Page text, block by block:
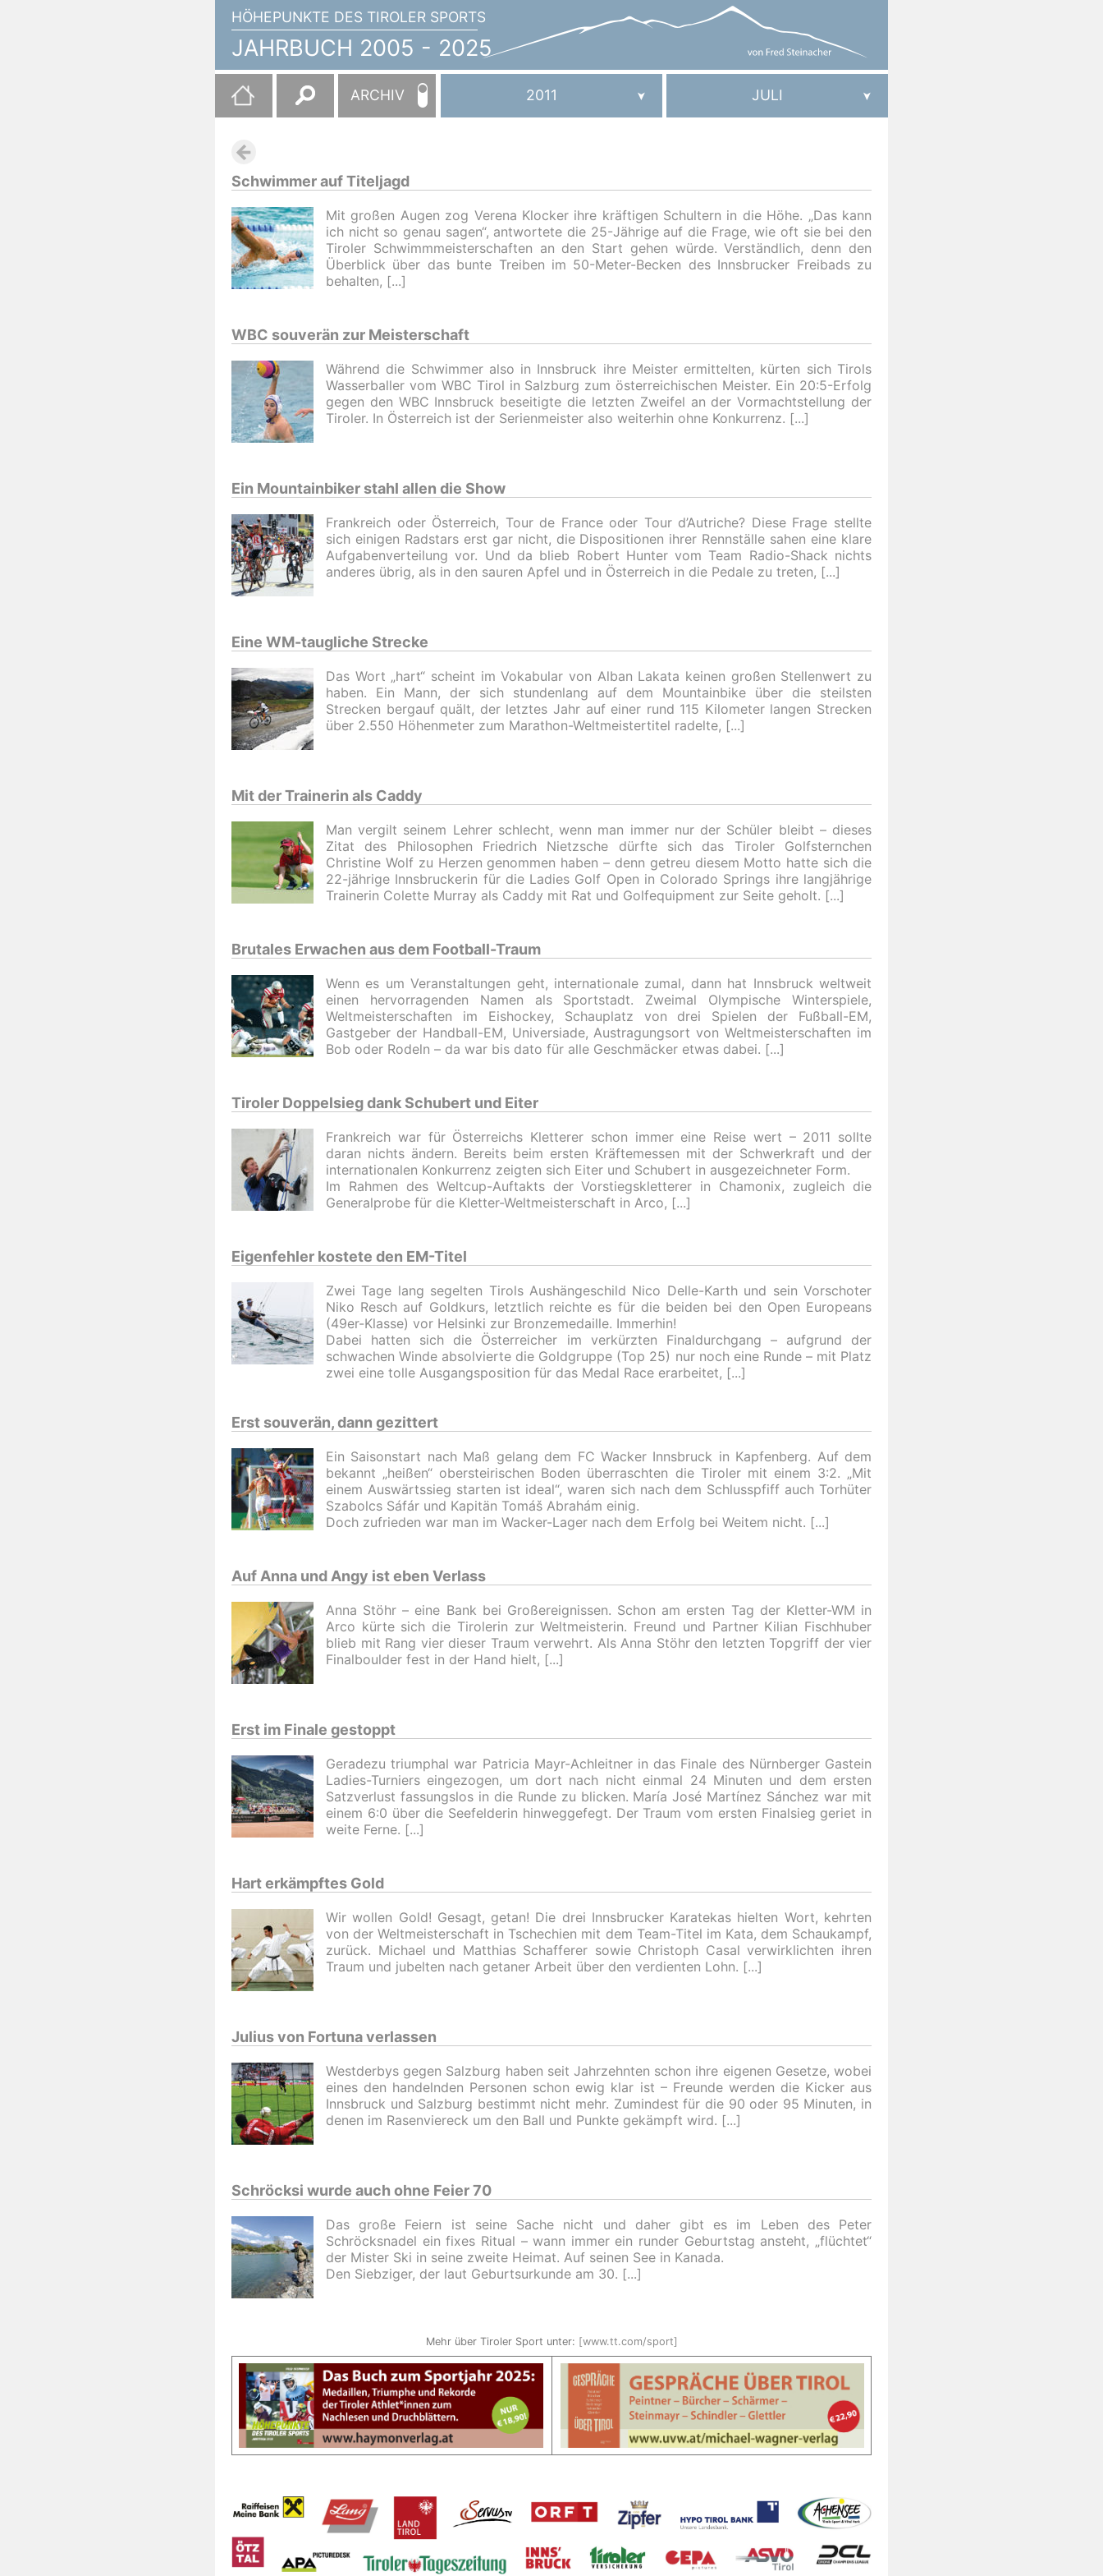
HÖHEPUNKTE DES TIROLER SPORTS
JAHRBUCH 2005 - 2025
JAHRBUCH
2005
2025
Suchen
nach:
ARCHIV 2011 JULI
Schwimmer auf Titeljagd
Mit großen Augen zog Verena Klocker ihre kräftigen Schultern in die Höhe. „Das kann
ich nicht so genau sagen“, antwortete die 25-Jährige auf die Frage, wie oft sie bei den
Tiroler Schwimmmeisterschaften an den Start gehen würde. Verständlich, denn den
Überblick über das bunte Treiben im 50-Meter-Becken des Innsbrucker Freibads zu
behalten,
WBC souverän zur Meisterschaft
Während die Schwimmer also in Innsbruck ihre Meister ermittelten, kürten sich Tirols
Wasserballer vom WBC Tirol in Salzburg zum österreichischen Meister. Ein 20:5-Erfolg
gegen den WBC Innsbruck beseitigte die letzten Zweifel an der Vormachtstellung der
Tiroler. In Österreich ist der Serienmeister also weiterhin ohne Konkurrenz.
Ein Mountainbiker stahl allen die Show
Frankreich oder Österreich, Tour de France oder Tour d’Autriche? Diese Frage stellte
sich einigen Radstars erst gar nicht, die Dispositionen ihrer Rennställe sahen eine klare
Aufgabenverteilung vor. Und da blieb Robert Hunter vom Team Radio-Shack nichts
anderes übrig, als in den sauren Apfel und in Österreich in die Pedale zu treten,
Eine WM-taugliche Strecke
Das Wort „hart“ scheint im Vokabular von Alban Lakata keinen großen Stellenwert zu
haben. Ein Mann, der sich stundenlang auf dem Mountainbike über die steilsten
Strecken bergauf quält, der letztes Jahr auf einer rund 115 Kilometer langen Strecken
über 2.550 Höhenmeter zum Marathon-Weltmeistertitel radelte,
Mit der Trainerin als Caddy
Man vergilt seinem Lehrer schlecht, wenn man immer nur der Schüler bleibt – dieses
Zitat des Philosophen Friedrich Nietzsche dürfte sich das Tiroler Golfsternchen
Christine Wolf zu Herzen genommen haben – denn getreu diesem Motto hatte sich die
22-jährige Innsbruckerin für die Ladies Golf Open in Colorado Springs ihre langjährige
Trainerin Colette Murray als Caddy mit Rat und Golfequipment zur Seite geholt.
Brutales Erwachen aus dem Football-Traum
Wenn es um Veranstaltungen geht, internationale zumal, dann hat Innsbruck weltweit
einen hervorragenden Namen als Sportstadt. Zweimal Olympische Winterspiele,
Weltmeisterschaften im Eishockey, Schauplatz von drei Spielen der Fußball-EM,
Gastgeber der Handball-EM, Universiade, Austragungsort von Weltmeisterschaften im
Bob oder Rodeln – da war bis dato für alle Geschmäcker etwas dabei.
Tiroler Doppelsieg dank Schubert und Eiter
Frankreich war für Österreichs Kletterer schon immer eine Reise wert – 2011 sollte
daran nichts ändern. Bereits beim ersten Kräftemessen mit der Schwerkraft und der
internationalen Konkurrenz zeigten sich Eiter und Schubert in ausgezeichneter Form.
Im Rahmen des Weltcup-Auftakts der Vorstiegskletterer in Chamonix, zugleich die
Generalprobe für die Kletter-Weltmeisterschaft in Arco,
Eigenfehler kostete den EM-Titel
Zwei Tage lang segelten Tirols Aushängeschild Nico Delle-Karth und sein Vorschoter
Niko Resch auf Goldkurs, letztlich reichte es für die beiden bei den Open Europeans
(49er-Klasse) vor Helsinki zur Bronzemedaille. Immerhin!
Dabei hatten sich die Österreicher im verkürzten Finaldurchgang – aufgrund der
schwachen Winde absolvierte die Goldgruppe (Top 25) nur noch eine Runde – mit Platz
zwei eine tolle Ausgangsposition für das Medal Race erarbeitet,
Erst souverän, dann gezittert
Ein Saisonstart nach Maß gelang dem FC Wacker Innsbruck in Kapfenberg. Auf dem
bekannt „heißen“ obersteirischen Boden überraschten die Tiroler mit einem 3:2. „Mit
einem Auswärtssieg starten ist ideal“, waren sich nach dem Schlusspfiff auch Torhüter
Szabolcs Sáfár und Kapitän Tomáš Abrahám einig.
Doch zufrieden war man im Wacker-Lager nach dem Erfolg bei Weitem nicht.
Auf Anna und Angy ist eben Verlass
Anna Stöhr – eine Bank bei Großereignissen. Schon am ersten Tag der Kletter-WM in
Arco kürte sich die Tirolerin zur Weltmeisterin. Freund und Partner Kilian Fischhuber
blieb mit Rang vier dieser Traum verwehrt. Als Anna Stöhr den letzten Topgriff der vier
Finalboulder fest in der Hand hielt,
Erst im Finale gestoppt
Geradezu triumphal war Patricia Mayr-Achleitner in das Finale des Nürnberger Gastein
Ladies-Turniers eingezogen, um dort nach nicht einmal 24 Minuten und dem ersten
Satzverlust fassungslos in die Runde zu blicken. María José Martínez Sánchez war mit
einem 6:0 über die Seefelderin hinweggefegt. Der Traum vom ersten Finalsieg geriet in
weite Ferne.
Hart erkämpftes Gold
Wir wollen Gold! Gesagt, getan! Die drei Innsbrucker Karatekas hielten Wort, kehrten
von der Weltmeisterschaft in Tschechien mit dem Team-Titel im Kata, dem Schaukampf,
zurück. Michael und Matthias Schafferer sowie Christoph Casal verwirklichten ihren
Traum und jubelten nach getaner Arbeit über den verdienten Lohn.
Julius von Fortuna verlassen
Westderbys gegen Salzburg haben seit Jahrzehnten schon ihre eigenen Gesetze, wobei
eines den handelnden Personen schon ewig klar ist – Freunde werden die Kicker aus
Innsbruck und Salzburg bestimmt nicht mehr. Zumindest für die 90 oder 95 Minuten, in
denen im Rasenviereck um den Ball und Punkte gekämpft wird.
Schröcksi wurde auch ohne Feier 70
Das große Feiern ist seine Sache nicht und daher gibt es im Leben des Peter
Schröcksnadel ein fixes Ritual – wann immer ein runder Geburtstag ansteht, „flüchtet“
der Mister Ski in seine zweite Heimat. Auf seinen See in Kanada.
Den Siebziger, der laut Geburtsurkunde am 30.
Mehr über Tiroler Sport unter: [www.tt.com/sport]